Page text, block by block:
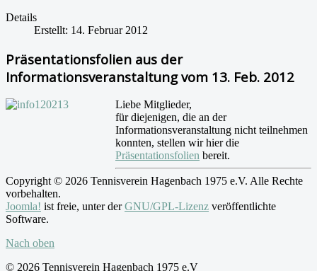
Details
Erstellt: 14. Februar 2012
Präsentationsfolien aus der
Informationsveranstaltung vom 13. Feb. 2012
Liebe Mitglieder,
für diejenigen, die an der
Informationsveranstaltung nicht teilnehmen
konnten, stellen wir hier die
Präsentationsfolien bereit.
Copyright © 2026 Tennisverein Hagenbach 1975 e.V. Alle Rechte
vorbehalten.
Joomla! ist freie, unter derGNU/GPL-Lizenz veröffentlichte
Software.
Nach oben
© 2026 Tennisverein Hagenbach 1975 e.V